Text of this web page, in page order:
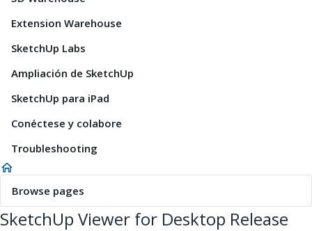
Extension Warehouse
SketchUp Labs
Ampliación de SketchUp
SketchUp para iPad
Conéctese y colabore
Troubleshooting
Browse pages
SketchUp Viewer for Desktop Release